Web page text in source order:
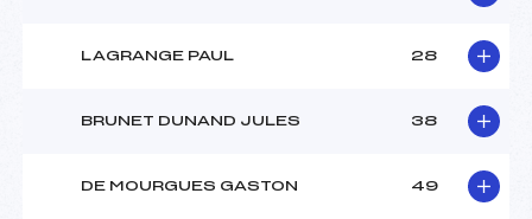
LAGRANGE PAUL 28
BRUNET DUNAND JULES 38
DE MOURGUES GASTON 49